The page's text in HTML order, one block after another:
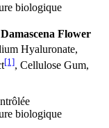
biologique
Flower
Hyaluronate,
[1], Cellulose Gum,
biologique